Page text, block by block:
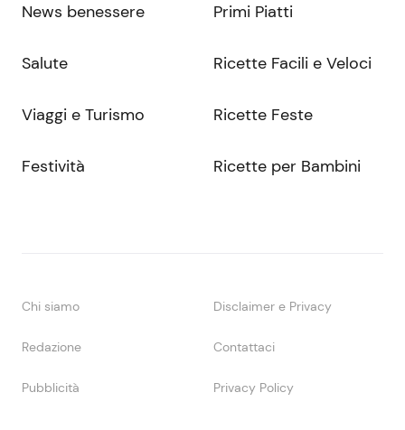
News benessere
Salute
Viaggi e Turismo
Festività
Primi Piatti
Ricette Facili e Veloci
Ricette Feste
Ricette per Bambini
Chi siamo Disclaimer e Privacy
Redazione Contattaci
Pubblicità Privacy Policy